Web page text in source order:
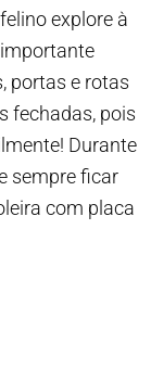
explore à
portas e rotas
fechadas, pois
Durante
sempre ficar
com placa